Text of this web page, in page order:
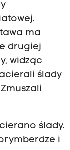
ma
drugiej
widząc
ślady
ślady.
i